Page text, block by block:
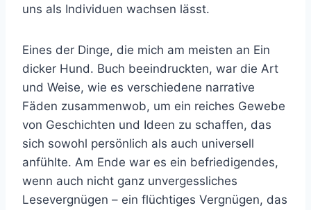
uns als Individuen wachsen lässt.
Eines der Dinge, die mich am meisten an Ein
dicker Hund. Buch beeindruckten, war die Art
und Weise, wie es verschiedene narrative
Fäden zusammenwob, um ein reiches Gewebe
von Geschichten und Ideen zu schaffen, das
sich sowohl persönlich als auch universell
anfühlte. Am Ende war es ein befriedigendes,
wenn auch nicht ganz unvergessliches
Lesevergnügen – ein flüchtiges Vergnügen, das